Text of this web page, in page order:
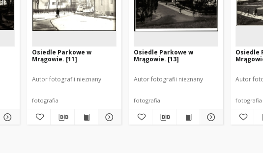
Osiedle Parkowe w
Mrągowie. [11]
Autor fotografii nieznany
fotografia
Osiedle Parkowe w
Mrągowie. [13]
Autor fotografii nieznany
fotografia
Osiedle
Autor
fotografia